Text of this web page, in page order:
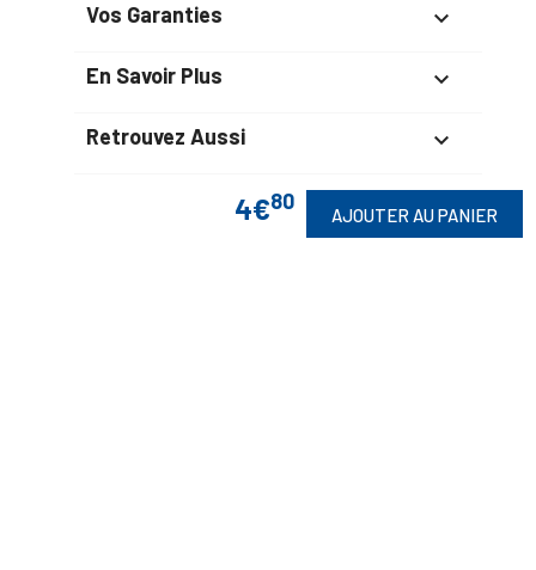
4€80
AJOUTER AU PANIER
Vos Garanties 
En Savoir Plus 
Retrouvez Aussi 